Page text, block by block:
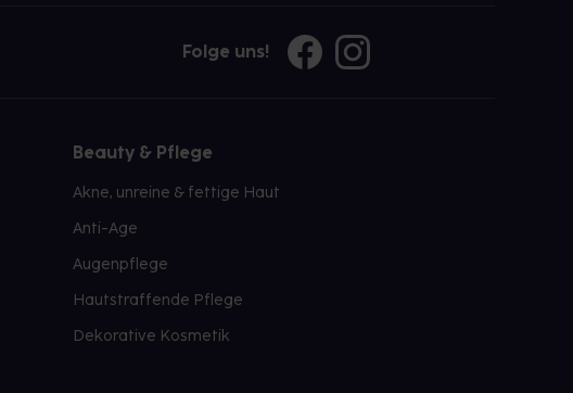
Folge uns!
Beauty & Pflege
Akne, unreine & fettige Haut
Anti-Age
Augenpflege
Hautstraffende Pflege
Dekorative Kosmetik